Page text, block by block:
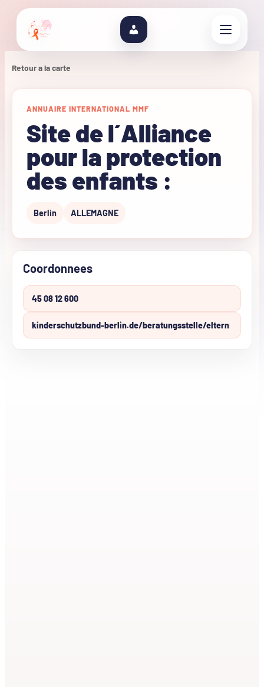
Retour a la carte
ANNUAIRE INTERNATIONAL MMF
Site de l´Alliance
pour la protection
des enfants :
Berlin ALLEMAGNE
Coordonnees
45 08 12 600
kinderschutzbund-berlin.de/beratungsstelle/eltern